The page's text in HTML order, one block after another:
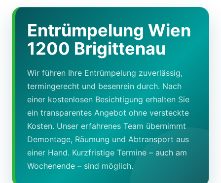
Entrümpelung Wien
1200 Brigittenau
Wir führen Ihre Entrümpelung zuverlässig,
termingerecht und besenrein durch. Nach
einer kostenlosen Besichtigung erhalten Sie
ein transparentes Angebot ohne versteckte
Kosten. Unser erfahrenes Team übernimmt
Demontage, Räumung und Abtransport aus
einer Hand. Kurzfristige Termine – auch am
Wochenende – sind möglich.